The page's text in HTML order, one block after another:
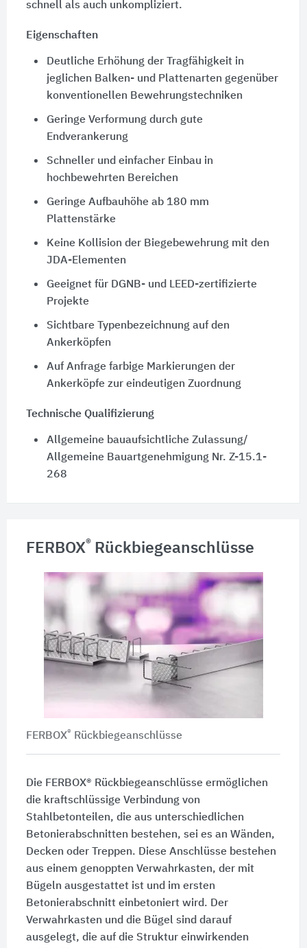
schnell als auch unkompliziert.
Eigenschaften
Deutliche Erhöhung der Tragfähigkeit in
jeglichen Balken- und Plattenarten gegenüber
konventionellen Bewehrungstechniken
Geringe Verformung durch gute
Endverankerung
Schneller und einfacher Einbau in
hochbewehrten Bereichen
Geringe Aufbauhöhe ab 180 mm
Plattenstärke
Keine Kollision der Biegebewehrung mit den
JDA-Elementen
Geeignet für DGNB- und LEED-zertifizierte
Projekte
Sichtbare Typenbezeichnung auf den
Ankerköpfen
Auf Anfrage farbige Markierungen der
Ankerköpfe zur eindeutigen Zuordnung
Technische Qualifizierung
Allgemeine bauaufsichtliche Zulassung/
Allgemeine Bauartgenehmigung Nr. Z-15.1-
268
FERBOX® Rückbiegeanschlüsse
FERBOX® Rückbiegeanschlüsse
Die FERBOX® Rückbiegeanschlüsse ermöglichen
die kraftschlüssige Verbindung von
Stahlbetonteilen, die aus unterschiedlichen
Betonierabschnitten bestehen, sei es an Wänden,
Decken oder Treppen. Diese Anschlüsse bestehen
aus einem genoppten Verwahrkasten, der mit
Bügeln ausgestattet ist und im ersten
Betonierabschnitt einbetoniert wird. Der
Verwahrkasten und die Bügel sind darauf
ausgelegt, die auf die Struktur einwirkenden